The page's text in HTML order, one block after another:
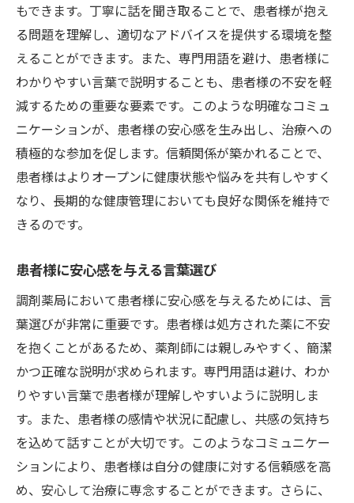
調剤薬局での対人業務コミュニケーションの基
本
調剤薬局における基本的な接客マナー
聞き上手になるためのテクニック
信頼を築くための効果的な質問方法
患者様の言葉を正しく理解するスキル
共感を示すためのコミュニケーション方法
患者に寄り添うコミュニケーションの姿勢
調剤薬局で患者様の悩みを理解するアプローチ
共感を示すためのカウンセリング技術
患者様のライフスタイルに合わせたアドバ
イス
効果的なヒアリングで患者様の本音を引き
出す
患者様の不安を取り除くための具体策
対話を通じて患者様との理解を深める
調剤薬局が地域社会で信頼されるための第一歩
地域とのつながりを強化する方法
もできます。丁寧に話を聞き取ることで、患者様が抱え
る問題を理解し、適切なアドバイスを提供する環境を整
えることができます。また、専門用語を避け、患者様に
わかりやすい言葉で説明することも、患者様の不安を軽
減するための重要な要素です。このような明確なコミュ
ニケーションが、患者様の安心感を生み出し、治療への
積極的な参加を促します。信頼関係が築かれることで、
患者様はよりオープンに健康状態や悩みを共有しやすく
なり、長期的な健康管理においても良好な関係を維持で
きるのです。
患者様に安心感を与える言葉選び
調剤薬局において患者様に安心感を与えるためには、言
葉選びが非常に重要です。患者様は処方された薬に不安
を抱くことがあるため、薬剤師には親しみやすく、簡潔
かつ正確な説明が求められます。専門用語は避け、わか
りやすい言葉で患者様が理解しやすいように説明しま
す。また、患者様の感情や状況に配慮し、共感の気持ち
を込めて話すことが大切です。このようなコミュニケー
ションにより、患者様は自分の健康に対する信頼感を高
め、安心して治療に専念することができます。さらに、